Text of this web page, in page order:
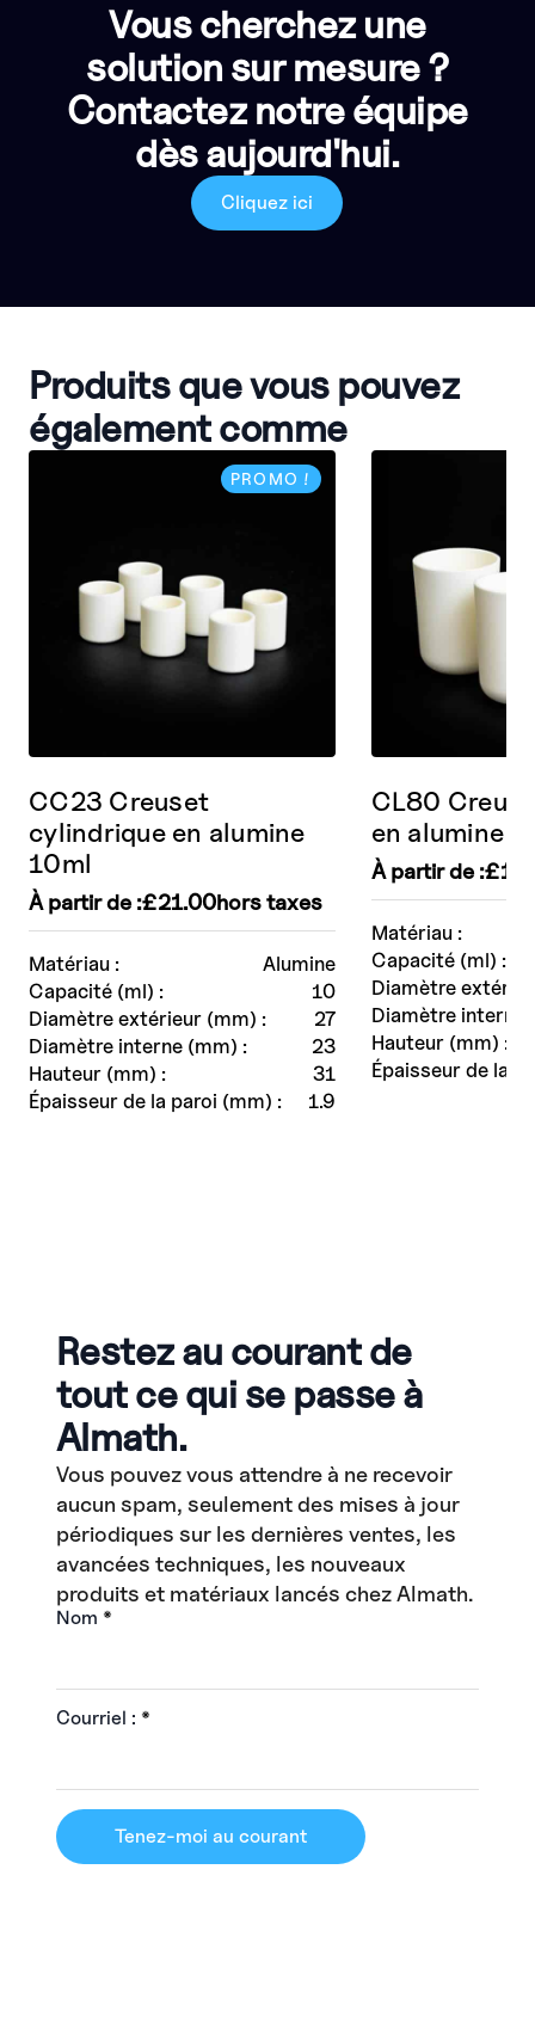
Vous cherchez une
solution sur mesure ?
Contactez notre équipe
dès aujourd'hui.
Cliquez ici
Produits que vous pouvez
également comme
PROMO !
Matériau :
Alumine
Capacité (ml) :
10
Diamètre extérieur (mm) :
27
Diamètre interne (mm) :
23
Hauteur (mm) :
31
Épaisseur de la paroi (mm) :
1.9
CC23 Creuset
cylindrique en alumine
10ml
À partir de :£21.00hors taxes
Matériau :
Capacité (ml) :
Diamètre
Diamètre interne
Hauteur (mm) :
Épaisseur de la
CL80
en alumine
À partir de :£
Restez au courant de
tout ce qui se passe à
Almath.
Vous pouvez vous attendre à ne recevoir
aucun spam, seulement des mises à jour
périodiques sur les dernières ventes, les
avancées techniques, les nouveaux
produits et matériaux lancés chez Almath.
Nom *
Courriel : *
Tenez-moi au courant